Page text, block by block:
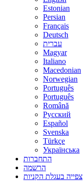
Estonian
Persian
Français
Deutsch
עברית
Magyar
Italiano
Macedonian
Norwegian
Português
Português
Română
Русский
Español
Svenska
Türkçe
Українська
התחברות
הרשמה
צפייה בעגלת הקניות